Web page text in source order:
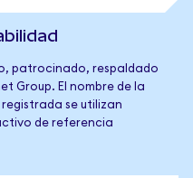
patrocinado, respaldado
Group. El nombre de la
se utilizan
de referencia